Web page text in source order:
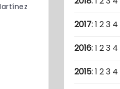
2017:1 23 4
2016:1 23 4
2015:1 23 4